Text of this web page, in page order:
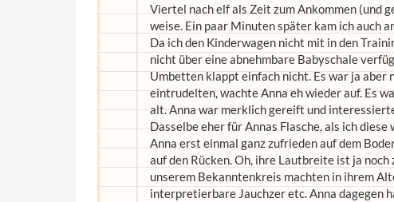
Viertel nach elf als Zeit zum Ankommen (und
weise. Ein paar Minuten später kam ich auch
Da ich den Kinderwagen nicht mit in den
nicht über eine abnehmbare Babyschale
Umbetten klappt einfach nicht. Es war ja aber
eintrudelten, wachte Anna eh wieder auf. Es
alt. Anna war merklich gereift und
Dasselbe eher für Annas Flasche, als ich
Anna erst einmal ganz zufrieden auf dem
auf den Rücken. Oh, ihre Lautbreite ist ja
unserem Bekanntenkreis machten in ihrem
interpretierbare Jauchzer etc. Anna dagegen